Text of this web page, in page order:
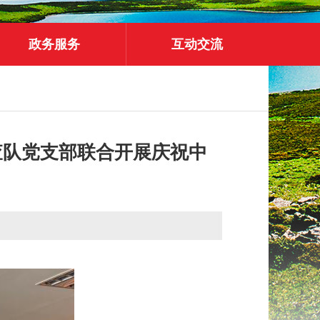
政务服务 互动交流
党支部联合开展庆祝中